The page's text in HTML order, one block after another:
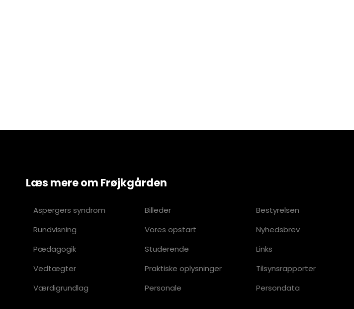
Læs mere om Frøjkgården
Aspergers syndrom
Rundvisning
Pædagogik
Vedtægter
Værdigrundlag
Billeder
Vores opstart
Studerende
Praktiske oplysninger
Personale
Bestyrelsen
Nyhedsbrev
Links
Tilsynsrapporter
Persondata